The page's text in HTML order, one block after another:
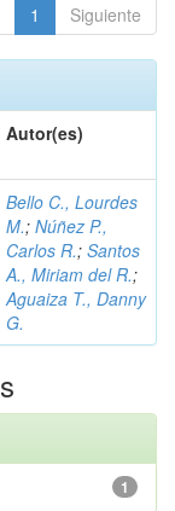
1 Siguiente
Autor(es)
Bello C., Lourdes
M.; Núñez P.,
Carlos R.; Santos
A., Miriam del R.;
Aguaiza T., Danny
G.
1